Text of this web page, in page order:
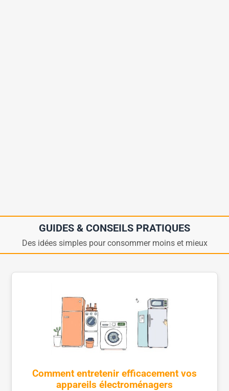
GUIDES & CONSEILS PRATIQUES
Des idées simples pour consommer moins et mieux
Comment entretenir efficacement vos
appareils électroménagers